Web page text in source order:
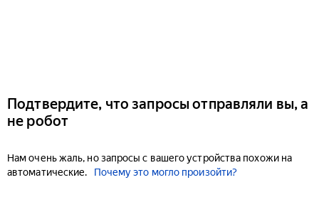
Подтвердите, что запросы отправляли вы, а
не робот
Нам очень жаль, но запросы с вашего устройства похожи на
автоматические.
Почему это могло произойти?